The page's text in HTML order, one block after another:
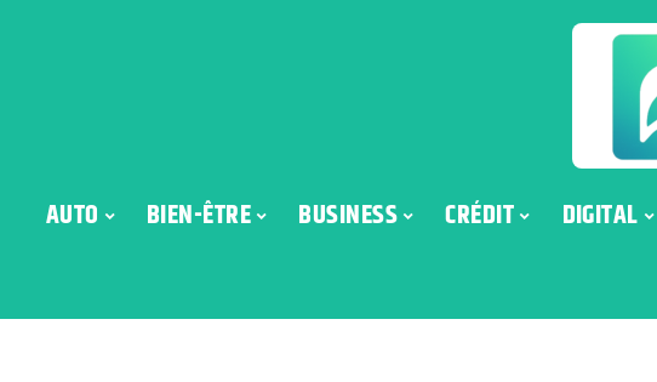
AUTO BIEN-ÊTRE BUSINESS CRÉDIT DIGITAL